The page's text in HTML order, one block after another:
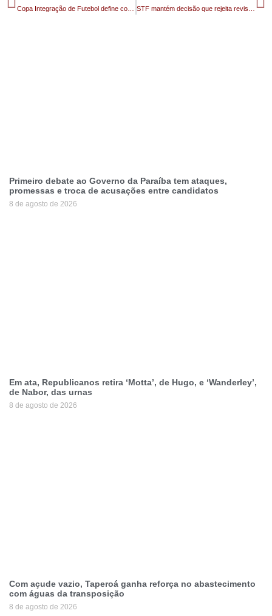
Copa Integração de Futebol define confrontos das quartas de finais após sorteio oficial realizado ao vivo STF mantém decisão que rejeita revisão da vida toda do INSS
Primeiro debate ao Governo da Paraíba tem ataques,
promessas e troca de acusações entre candidatos
8 de agosto de 2026
Em ata, Republicanos retira ‘Motta’, de Hugo, e ‘Wanderley’,
de Nabor, das urnas
8 de agosto de 2026
Com açude vazio, Taperoá ganha reforça no abastecimento
com águas da transposição
8 de agosto de 2026